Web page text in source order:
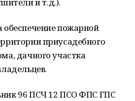
обеспечение пожарной
приусадебного
дачного участка
96 ПСЧ 12 ПСО ФПС ГПС